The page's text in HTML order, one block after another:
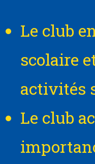
Le club
scolaire
activités
Le club